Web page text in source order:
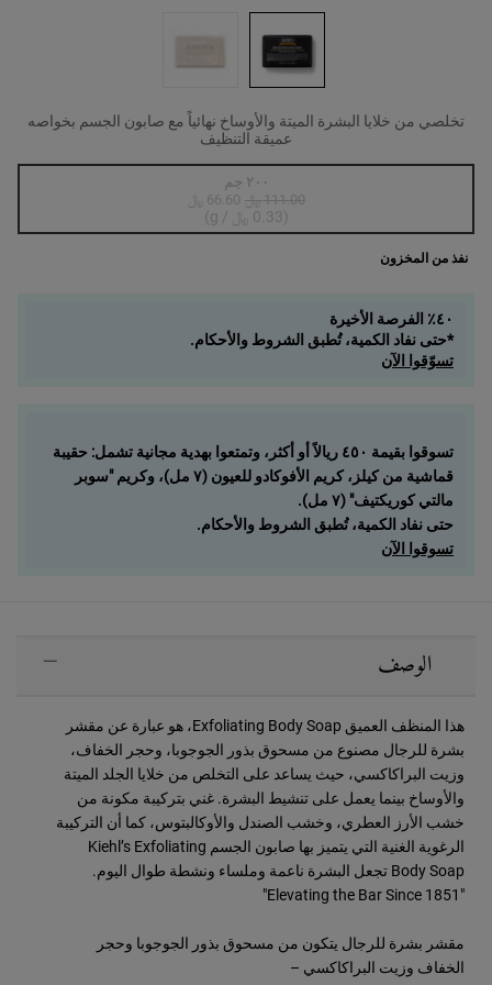
تخلصي من خلايا البشرة الميتة والأوساخ نهائياً مع صابون الجسم بخواصه
عميقة التنظيف
Selected
أنواع المنتج غير متوفرة في المخزون، {0}
٢٠٠ جم
السعر القديم
111.00 ﷼ السعر الجديد
66.60 ﷼
(0.33 ﷼ / g)
, 1 of 1
نفذ من المخزون
٤٠٪ الفرصة الأخيرة
*حتى نفاد الكمية، تُطبق الشروط والأحكام.
تسوّقوا الآن
تسوقوا بقيمة ٤٥٠ ريالاً أو أكثر، وتمتعوا بهدية مجانية تشمل: حقيبة
قماشية من كيلز، كريم الأفوكادو للعيون (٧ مل)، وكريم "سوبر
مالتي كوريكتيف" (٧ مل).
حتى نفاد الكمية، تُطبق الشروط والأحكام.
تسوقوا الآن
الوصف
هذا المنظف العميق Exfoliating Body Soap، هو عبارة عن مقشر
بشرة للرجال مصنوع من مسحوق بذور الجوجوبا، وحجر الخفاف،
وزيت البراكاكسي، حيث يساعد على التخلص من خلايا الجلد الميتة
والأوساخ بينما يعمل على تنشيط البشرة. غني بتركيبة مكونة من
خشب الأرز العطري، وخشب الصندل والأوكالبتوس، كما أن التركيبة
الرغوية الغنية التي يتميز بها صابون الجسم Kiehl’s Exfoliating
Body Soap تجعل البشرة ناعمة وملساء ونشطة طوال اليوم.
"Elevating the Bar Since 1851"
مقشر بشرة للرجال يتكون من مسحوق بذور الجوجوبا وحجر
الخفاف وزيت البراكاكسي –